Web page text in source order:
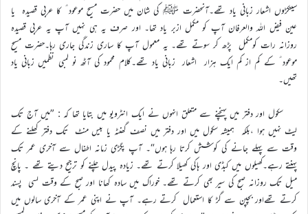
سینکڑوں اشعار زبانی یاد تھے۔آنحضرت ﷺ کی شان میں حضرت مسیح موعود ؑ کا عربی قصیدہ یا
عین فیض اللہ والعرفان آپ کو مکمل ازبر یاد تھا۔ اور صرف یہ ہی نہیں آپ یہ عربی قصیدہ
روزانہ رات کومکمل پڑھ کر سوتے تھے۔ یہ معمول آپ کا ساری زندگی جاری رہا۔حضرت مسیح
موعود ؑ کے کم از کم ایک ہزار اشعار زبانی یاد تھے۔کلام محمود کی آٹھ نو لمبی نظمیں زبانی یاد
تھیں۔
سکول اور دفتر میں پہنچنے سے متعلق انہوں نے ایک انٹرویو میں بتایا تھا کہ : ”میں آج تک
لیٹ نہیں ہوا ،بلکہ ہمیشہ سکول میں اور دفتر میں نصف گھنٹہ یا بیس منٹ تک دفتر کھلنے کے
وقت سے پہلے جانے کی کوشش کرتا رہا ہوں“۔ آپ پگڑی زمانہ اطفال سے آخری عمر تک
پہنتے رہے۔کھیلوں میں کبڈی اور ہاکی کھیلا کرتے تھے۔ زیادہ پیدل چلنے کو ترجیح دیتے تھے ۔ پانچ
میل تک روزانہ صبح کی سیر بھی کرتے تھے۔ خوراک میں سادہ کھانا اور صبح کے وقت لسی پسند
کرتے تھےاور بچپن سے گڑ کا استعمال کرتے رہے۔ آپ نے اپنی عمر کے آخری سالوں میں